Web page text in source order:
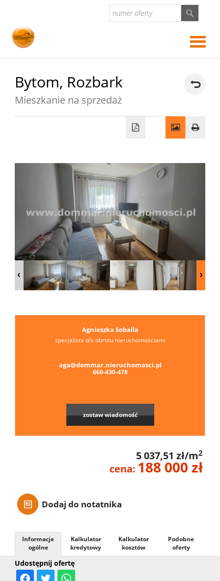
Bytom, Rozbark
Mieszkanie na sprzedaż
Agnieszka Soballa
specjalista d/s obrotu nieruchomościami
aga@dommar.nieruchomosci.pl
660-430-478
zostaw wiadomość
5 037,51 zł/m2
cena: 188 000 zł
Dodaj do notatnika
Udostępnij ofertę
Informacje
ogólne
Kalkulator
kredytowy
Kalkulator
kosztów
Podobne
oferty